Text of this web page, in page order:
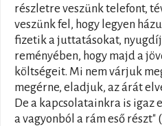
részletre veszünk telefont,
veszünk fel, hogy legyen
fizetik a juttatásokat,
reményében, hogy majd a
költségeit. Mi nem várjuk
megérne, eladjuk, az árát
De a kapcsolatainkra is igaz
a vagyonból a rám eső részt"